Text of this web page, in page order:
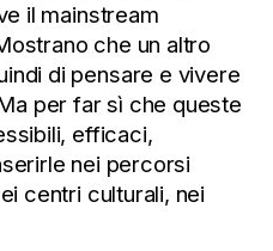
il mainstream
che un altro
di pensare e vivere
per far sì che queste
efficaci,
nei percorsi
centri culturali, nei